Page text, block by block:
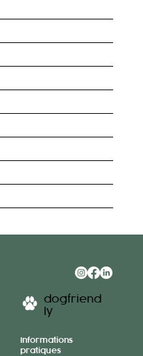
dogfriend
ly
Informations
pratiques